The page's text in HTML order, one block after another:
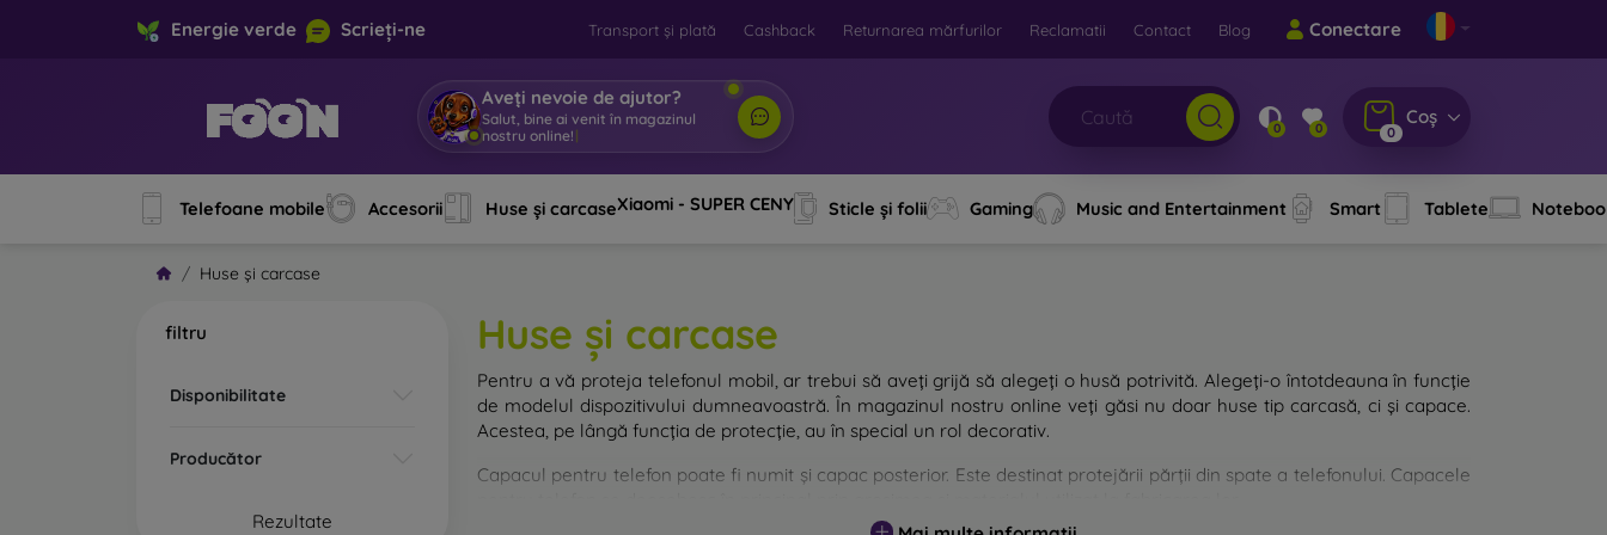
Energie verde Scrieți-ne Transport și plată Cashback Returnarea mărfurilor Reclamatii Contact Blog Conectare
Aveți nevoie de ajutor?
Salut, bine ai venit în magazinul
nostru online!
0 0 0
Coș
Telefoane mobile Accesorii Huse și carcaseXiaomi - SUPER CENY Sticle și folii Gaming Music and Entertainment Smart Tablete
Huse și carcase
filtru
Disponibilitate
Producător
Rezultate
Huse și carcase
Pentru a vă proteja telefonul mobil, ar trebui să aveți grijă să alegeți o husă potrivită. Alegeți-o întotdeauna în funcție
de modelul dispozitivului dumneavoastră. În magazinul nostru online veți găsi nu doar huse tip carcasă, ci și capace.
Acestea, pe lângă funcția de protecție, au în special un rol decorativ.
Capacul pentru telefon poate fi numit și capac posterior. Este destinat protejării părții din spate a telefonului. Capacele